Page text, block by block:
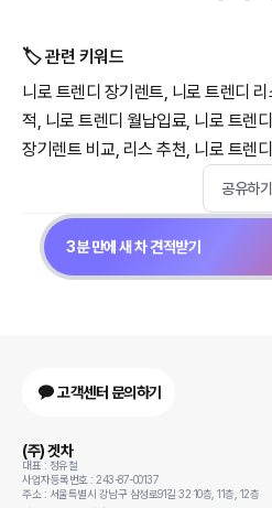
🏷️ 관련 키워드
니로 트렌디 장기렌트, 니로 트렌디
적, 니로 트렌디 월납입료, 니로 트렌
장기렌트 비교, 리스 추천, 니로 트렌
공유하기
3분 만에 새 차 견적받기
고객센터 문의하기
(주) 겟차
대표 : 정유철
사업자등록번호 : 243-87-00137
주소 : 서울특별시 강남구 삼성로91길 32 10층, 11층, 12층